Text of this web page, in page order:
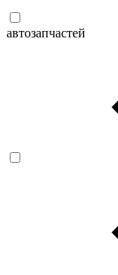
автозапчастей